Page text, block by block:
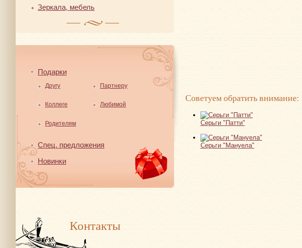
Зеркала, мебель
Подарки
Другу Партнеру
Коллеге Любимой
Родителям
Спец. предложения
Новинки
Контакты
Советуем обратить внимание:
Серьги "Патти"
Серьги "Мануела"